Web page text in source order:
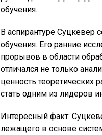
обучения.
В аспирантуре Суцкевер
обучения. Его ранние
прорывов в области
отличался не только
ценность теоретических
стать одним из лидеров
Интересный факт:
лежащего в основе